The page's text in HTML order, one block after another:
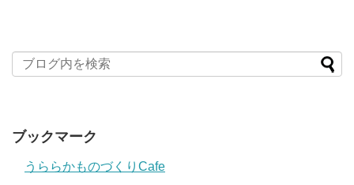
ブックマーク
うららかものづくりCafe